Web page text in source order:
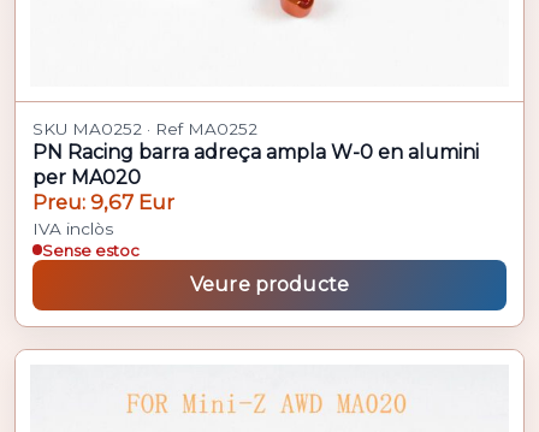
SKU MA0252 · Ref MA0252
PN Racing barra adreça ampla W-0 en alumini
per MA020
Preu: 9,67 Eur
IVA inclòs
Sense estoc
Veure producte